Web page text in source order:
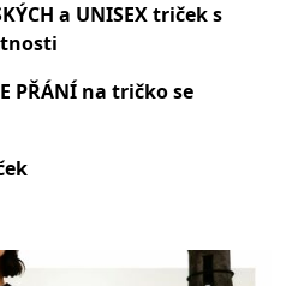
a UNISEX triček s
PŘÁNÍ na tričko se